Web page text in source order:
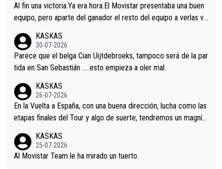
Al fin una victoria.Ya era hora.El Movistar presentaba una buen
equipo, pero aparte del ganador el resto del equipo a verlas ve
s.La única buena noticia es la mejoría de Enric Más en San Seb
astian.Si en la Vuelta a Burgos sigue la mejoría, podríamos ten
er alguna sorpresa en la Vuelta.Ojalá.
KASKAS
30-07-2026
Parece que el belga Cian Uijtdebroeks, tampoco será de la par
tida en San Sebastián …..esto empieza a oler mal.
KASKAS
26-07-2026
En la Vuelta a España, con una buena dirección, lucha como las
etapas finales del Tour y algo de suerte, tendremos un magnífi
KASKAS
25-07-2026
Al Movistar Team le ha mirado un tuerto.